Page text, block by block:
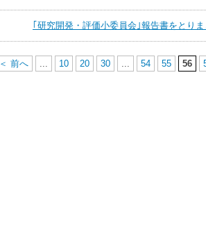
｢研究開発・評価小委員会｣報告書をとり
＜ 前へ ... 10 20 30 ... 54 55 56